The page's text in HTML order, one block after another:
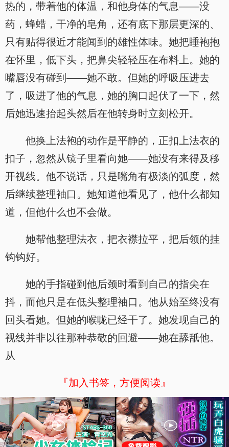
热的，带着他的体温，和他身体的气息——没
药，蜂蜡，干净的皂角，还有底下那层更深的、
只有贴得很近才能闻到的雄性体味。她把睡袍抱
在怀里，低下头，把鼻尖轻轻压在布料上。她的
嘴唇没有碰到——她不敢。但她的呼吸压进去
了，吸进了他的气息，她的胸口起伏了一下，然
后她迅速抬起头然后在他转身时立刻松开。
他换上法袍的动作是平静的，正扣上法衣的
扣子，忽然从镜子里看向她——她没有来得及移
开视线。他不说话，只是嘴角有极淡的弧度，然
后继续整理袖口。她知道他看见了，他什么都知
道，但他什么也不会做。
她帮他整理法衣，把衣襟拉平，把后领的挂
钩钩好。
她的手指碰到他后颈时看到自己的指尖在
抖，而他只是在低头整理袖口。他从始至终没有
回头看她。但她的喉咙已经干了。她发现自己的
视线并非以往那种恭敬的回避——她在舔舐他。
从
『加入书签，方便阅读』